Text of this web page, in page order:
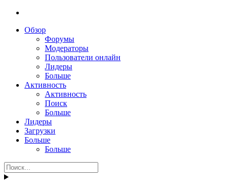
Обзор
Форумы
Модераторы
Пользователи онлайн
Лидеры
Больше
Активность
Активность
Поиск
Больше
Лидеры
Загрузки
Больше
Больше